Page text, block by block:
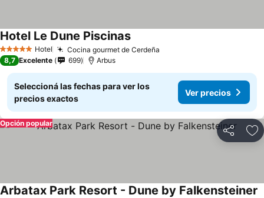
5 Estrellas Hotel Cocina gourmet de Cerdeña
Hotel Le Dune Piscinas
8,7 Excelente 699 Arbus
Seleccioná las fechas para ver los
precios exactos
Ver precios
Compartir
Opción popular
Arbatax Park Resort - Dune by Falkensteiner